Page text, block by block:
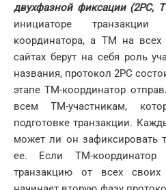
двухфазной фиксации (2PC,
инициаторе
координатора, а ТМ на всех
сайтах берут на себя роль
названия, протокол 2PC
этапе ТМ-координатор
всем ТМ-участникам,
подготовке транзакции.
может ли он зафиксировать
ее. Если TM-координатор
транзакцию от всех